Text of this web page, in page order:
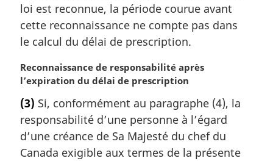
g
i
n
l
e
loi est reconnue, la période courue avant
cette reconnaissance ne compte pas dans
le calcul du délai de prescription.
N
o
e
m
a
r
Reconnaissance de responsabilité après
l’expiration du délai de prescription
(3) Si, conformément au paragraphe (4), la
responsabilité d’une personne à l’égard
d’une créance de Sa Majesté du chef du
Canada exigible aux termes de la présente